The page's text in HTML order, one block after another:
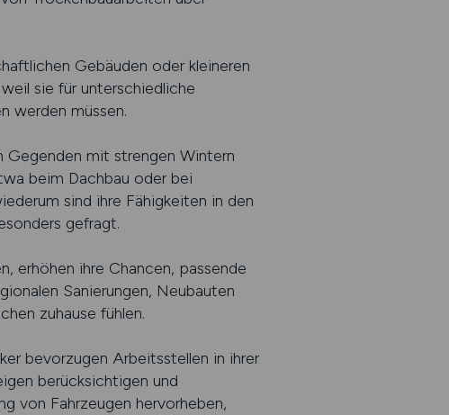
Gebäuden oder kleineren
sie für unterschiedliche
werden müssen.
Gegenden mit strengen Wintern
beim Dachbau oder bei
sind ihre Fähigkeiten in den
gefragt.
erhöhen ihre Chancen, passende
Sanierungen, Neubauten
zuhause fühlen.
bevorzugen Arbeitsstellen in ihrer
berücksichtigen und
von Fahrzeugen hervorheben,